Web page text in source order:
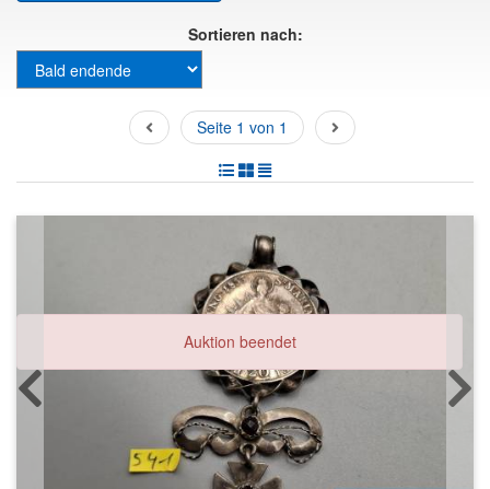
Sortieren nach:
Seite 1 von 1
Auktion beendet